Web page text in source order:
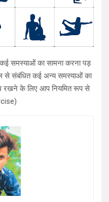
समस्याओं का सामना करना पड़
से संबंधित कई अन्य समस्याओं का
रखने के लिए आप नियमित रूप से